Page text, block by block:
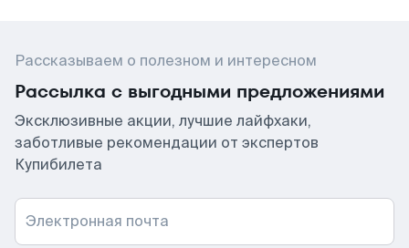
Рассказываем о полезном и интересном
Рассылка с выгодными предложениями
Эксклюзивные акции, лучшие лайфхаки,
заботливые рекомендации от экспертов
Купибилета
Электронная почта